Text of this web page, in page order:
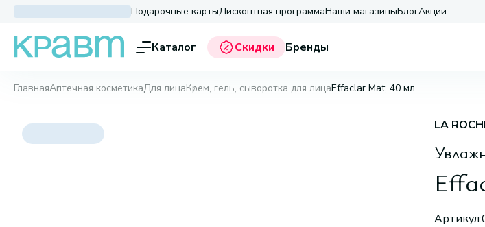
Подарочные картыДисконтная программаНаши магазиныБлогАкции
Каталог Скидки Бренды
ГлавнаяАптечная косметикаДля лицаКрем, гель, сыворотка для лицаEffaclar Mat, 40 мл
LA
Артикул: